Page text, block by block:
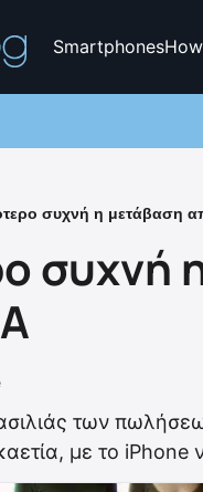
Smartphones
συχνή η μετάβαση
συχνή
των
με το iPhone